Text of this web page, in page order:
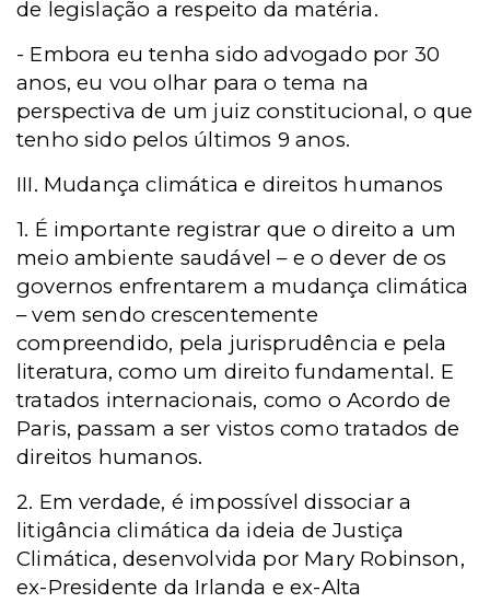
de legislação a respeito da matéria.
- Embora eu tenha sido advogado por 30
anos, eu vou olhar para o tema na
perspectiva de um juiz constitucional, o que
tenho sido pelos últimos 9 anos.
III. Mudança climática e direitos humanos
1. É importante registrar que o direito a um
meio ambiente saudável – e o dever de os
governos enfrentarem a mudança climática
– vem sendo crescentemente
compreendido, pela jurisprudência e pela
literatura, como um direito fundamental. E
tratados internacionais, como o Acordo de
Paris, passam a ser vistos como tratados de
direitos humanos.
2. Em verdade, é impossível dissociar a
litigância climática da ideia de Justiça
Climática, desenvolvida por Mary Robinson,
ex-Presidente da Irlanda e ex-Alta